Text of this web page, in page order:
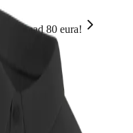
iznad 80 eura!